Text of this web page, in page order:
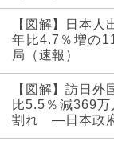
【図解】日本
年比4.7％増の
局（速報）
【図解】訪日
比5.5％減369
割れ ―日本政府